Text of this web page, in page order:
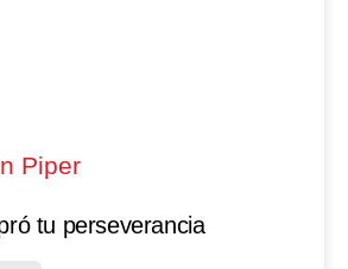
Piper
tu perseverancia